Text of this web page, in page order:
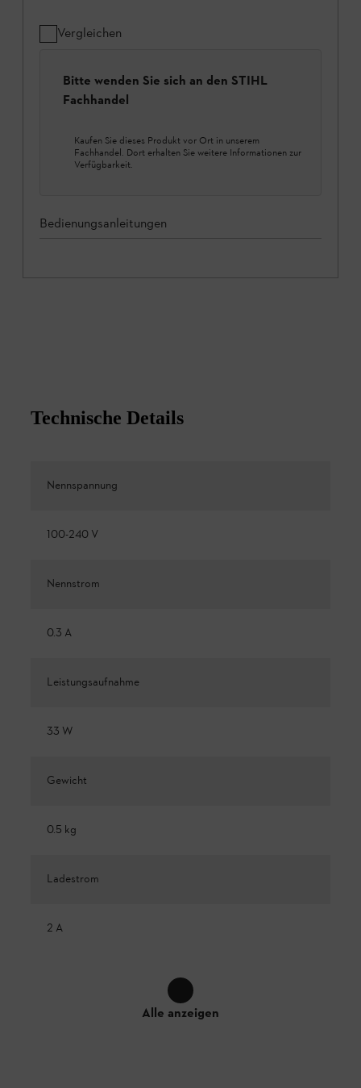
Vergleichen
Bitte wenden Sie sich an den STIHL
Fachhandel
Kaufen Sie dieses Produkt vor Ort in unserem
Fachhandel. Dort erhalten Sie weitere Informationen zur
Verfügbarkeit.
Bedienungsanleitungen
Technische Details
Nennspannung
100-240 V
Nennstrom
0.3 A
Leistungsaufnahme
33 W
Gewicht
0.5 kg
Ladestrom
2 A
Alle anzeigen